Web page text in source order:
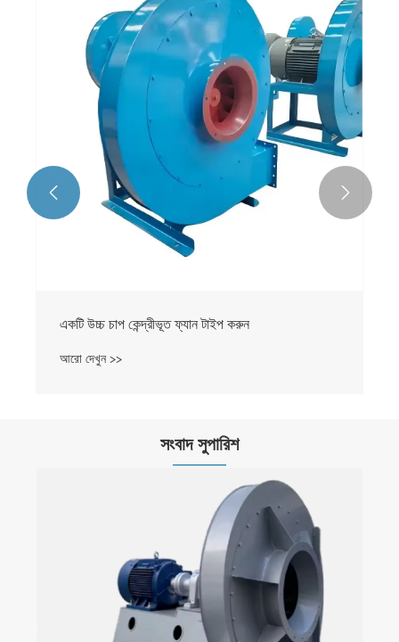
একটি উচ্চ চাপ কেন্দ্রীভূত ফ্যান টাইপ করুন
আরো দেখুন >>
 
সংবাদ সুপারিশ